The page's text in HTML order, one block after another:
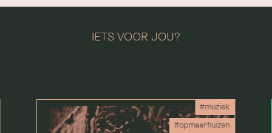
IETS VOOR JOU?
#muziek
#opmaarhuizen